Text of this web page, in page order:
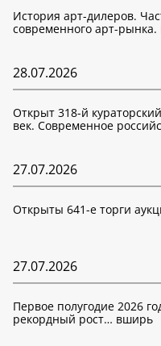
История арт-дилеров.
современного арт-рынка.
28.07.2026
Открыт 318-й
век. Современное
27.07.2026
Открыты 641-е торги
27.07.2026
Первое полугодие 2026
рекордный рост… вширь